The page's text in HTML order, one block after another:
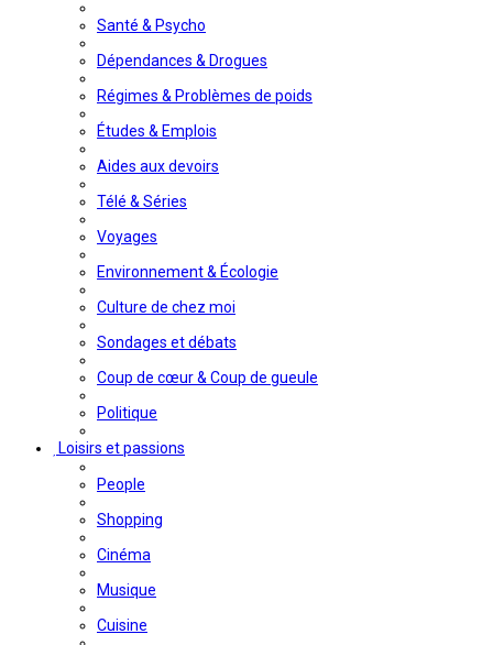
Santé & Psycho
Dépendances & Drogues
Régimes & Problèmes de poids
Études & Emplois
Aides aux devoirs
Télé & Séries
Voyages
Environnement & Écologie
Culture de chez moi
Sondages et débats
Coup de cœur & Coup de gueule
Politique
Loisirs et passions
People
Shopping
Cinéma
Musique
Cuisine